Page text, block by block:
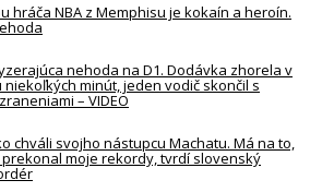
hráča NBA z Memphisu je kokaín a heroín.
nehoda na D1. Dodávka zhorela v
minút, jeden vodič skončil s
– VIDEO
chváli svojho nástupcu Machatu. Má na to,
moje rekordy, tvrdí slovenský